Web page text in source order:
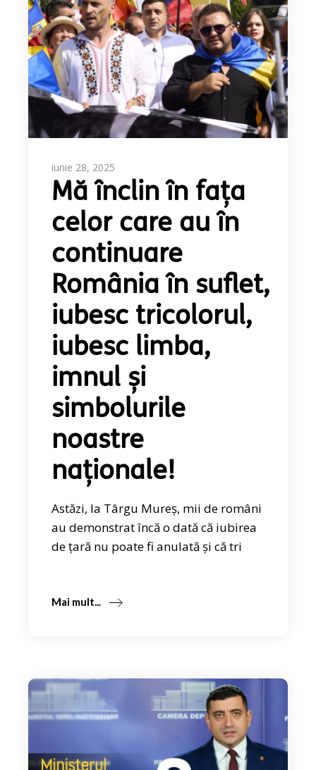
iunie 28, 2025
Mă înclin în fața
celor care au în
continuare
România în suflet,
iubesc tricolorul,
iubesc limba,
imnul și
simbolurile
noastre
naționale!
Astăzi, la Târgu Mureș, mii de români
au demonstrat încă o dată că iubirea
de țară nu poate fi anulată și că tri
Mai mult...